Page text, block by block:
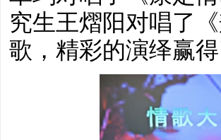
究生王熠阳对唱了
歌，精彩的演绎赢